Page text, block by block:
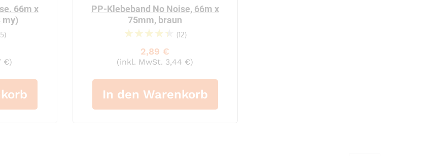
66m x
my)
€)
PP-Klebeband No Noise, 66m x
75mm, braun
91%
(12)
2,89 €
(inkl. MwSt. 3,44 €)
In den Warenkorb